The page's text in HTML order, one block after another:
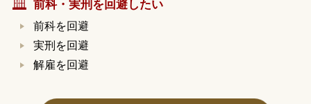
前科・実刑を回避したい
前科を回避
実刑を回避
解雇を回避